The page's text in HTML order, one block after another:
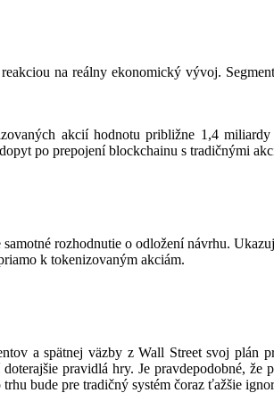
na reálny ekonomický vývoj.
akcií hodnotu približne 1,4
po prepojení blockchainu s tradičnými
rozhodnutie o odložení návrhu.
k tokenizovaným akciám.
a spätnej väzby z Wall Street svoj plán
pravidlá hry. Je pravdepodobné,
bude pre tradičný systém čoraz ťažšie